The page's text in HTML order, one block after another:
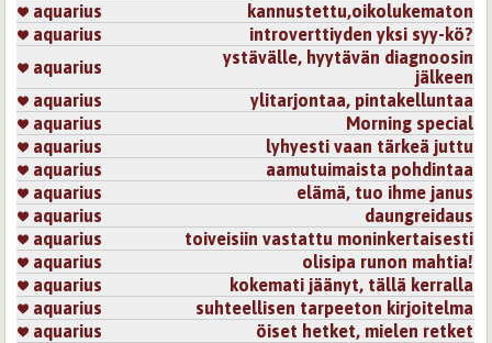
aquarius
kannustettu,oikolukematon
aquarius
introverttiyden yksi syy-kö?
aquarius
ystävälle, hyytävän diagnoosin
jälkeen
aquarius
ylitarjontaa, pintakelluntaa
aquarius
Morning special
aquarius
lyhyesti vaan tärkeä juttu
aquarius
aamutuimaista pohdintaa
aquarius
elämä, tuo ihme janus
aquarius
daungreidaus
aquarius
toiveisiin vastattu moninkertaisesti
aquarius
olisipa runon mahtia!
aquarius
kokemati jäänyt, tällä kerralla
aquarius
suhteellisen tarpeeton kirjoitelma
aquarius
öiset hetket, mielen retket